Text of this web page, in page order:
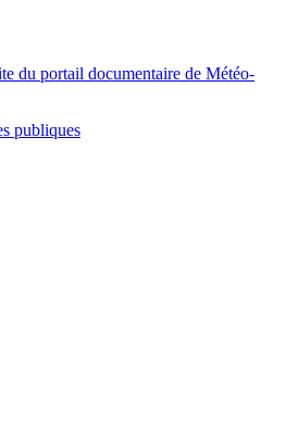
du portail documentaire de Météo-
publiques